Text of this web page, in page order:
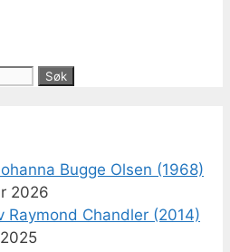
Bugge Olsen (1968)
2026
Raymond Chandler (2014)